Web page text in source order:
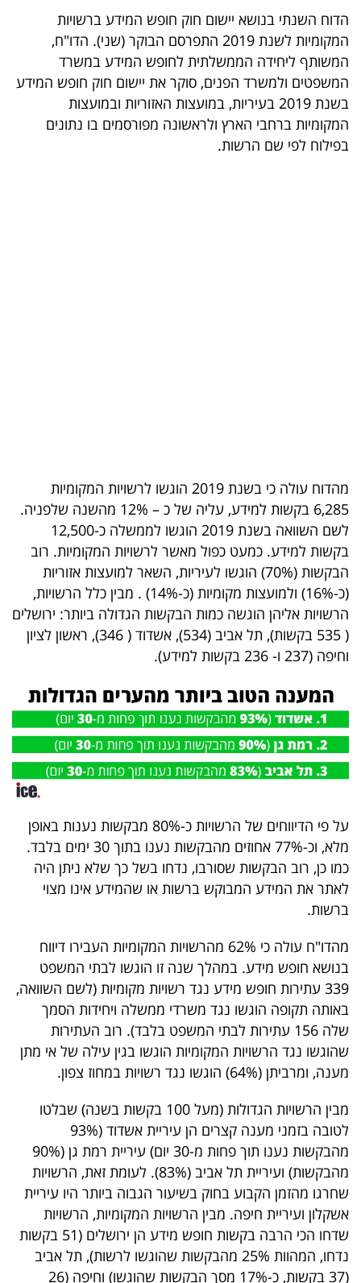
ספורט
קריירה
ולימודים
מינויים
רייטינג
פודקאסט
40
UNDER
40
שיתופי
פעולה
דרושים
ניוזלטרים
מייל
אדום
באייס
עקבו
אחרינו:
הדוח השנתי בנושא יישום חוק חופש המידע ברשויות
המקומיות לשנת 2019 התפרסם הבוקר (שני). הדו"ח,
המשותף ליחידה הממשלתית לחופש המידע במשרד
המשפטים ולמשרד הפנים, סוקר את יישום חוק חופש המידע
בשנת 2019 בעיריות, במועצות האזוריות ובמועצות
המקומיות ברחבי הארץ ולראשונה מפורסמים בו נתונים
בפילוח לפי שם הרשות.
מהדוח עולה כי בשנת 2019 הוגשו לרשויות המקומיות
6,285 בקשות למידע, עליה של כ – 12% מהשנה שלפניה.
לשם השוואה בשנת 2019 הוגשו לממשלה כ-12,500
בקשות למידע. כמעט כפול מאשר לרשויות המקומיות. רוב
הבקשות (70%) הוגשו לעיריות, השאר למועצות אזוריות
(כ-16%) ולמועצות מקומיות (כ-14%) . מבין כלל הרשויות,
הרשויות אליהן הוגשה כמות הבקשות הגדולה ביותר: ירושלים
( 535 בקשות), תל אביב (534), אשדוד ( 346), ראשון לציון
וחיפה (237 ו- 236 בקשות למידע).
על פי הדיווחים של הרשויות כ-80% מבקשות נענות באופן
מלא, וכ-77% אחוזים מהבקשות נענו בתוך 30 ימים בלבד.
כמו כן, רוב הבקשות שסורבו, נדחו בשל כך שלא ניתן היה
לאתר את המידע המבוקש ברשות או שהמידע אינו מצוי
ברשות.
מהדו"ח עולה כי 62% מהרשויות המקומיות העבירו דיווח
בנושא חופש מידע. במהלך שנה זו הוגשו לבתי המשפט
339 עתירות חופש מידע נגד רשויות מקומיות (לשם השוואה,
באותה תקופה הוגשו נגד משרדי ממשלה ויחידות הסמך
שלה 156 עתירות לבתי המשפט בלבד). רוב העתירות
שהוגשו נגד הרשויות המקומיות הוגשו בגין עילה של אי מתן
מענה, ומרביתן (64%) הוגשו נגד רשויות במחוז צפון.
מבין הרשויות הגדולות (מעל 100 בקשות בשנה) שבלטו
לטובה בזמני מענה קצרים הן עיריית אשדוד (93%
מהבקשות נענו תוך פחות מ-30 יום) עיריית רמת גן (90%
מהבקשות) ועיריית תל אביב (83%). לעומת זאת, הרשויות
שחרגו מהזמן הקבוע בחוק בשיעור הגבוה ביותר היו עיריית
אשקלון ועיריית חיפה. מבין הרשויות המקומיות, הרשויות
שדחו הכי הרבה בקשות חופש מידע הן ירושלים (51 בקשות
נדחו, המהוות 25% מהבקשות שהוגשו לרשות), תל אביב
(37 בקשות, כ-17% מסך הבקשות שהוגשו) וחיפה (26